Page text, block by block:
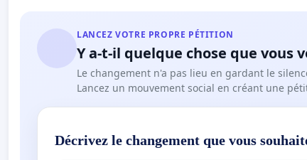
LANCEZ VOTRE PROPRE PÉTITION
Y a-t-il quelque chose que vous
Le changement n'a pas lieu en gardant le
Lancez un mouvement social en créant une
Décrivez le changement que vous